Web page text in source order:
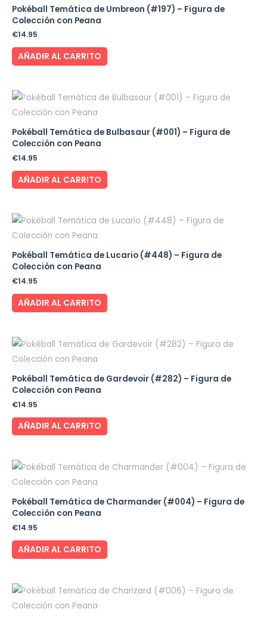
Pokéball Temática de Umbreon (#197) – Figura de
Colección con Peana
€14.95
AÑADIR AL CARRITO
Pokéball Temática de Bulbasaur (#001) – Figura de
Colección con Peana
€14.95
AÑADIR AL CARRITO
Pokéball Temática de Lucario (#448) – Figura de
Colección con Peana
€14.95
AÑADIR AL CARRITO
Pokéball Temática de Gardevoir (#282) – Figura de
Colección con Peana
€14.95
AÑADIR AL CARRITO
Pokéball Temática de Charmander (#004) – Figura de
Colección con Peana
€14.95
AÑADIR AL CARRITO